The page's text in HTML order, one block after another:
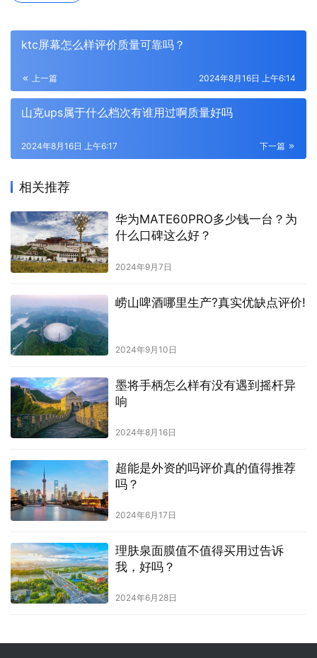
ktc屏幕怎么样评价质量可靠吗？
上一篇 2024年8月16日 上午6:14
山克ups属于什么档次有谁用过啊质量好吗
下一篇
2024年8月16日 上午6:17
相关推荐
华为MATE60PRO多少钱一台？为
什么口碑这么好？
2024年9月7日
崂山啤酒哪里生产?真实优缺点评价!
2024年9月10日
墨将手柄怎么样有没有遇到摇杆异
响
2024年8月16日
超能是外资的吗评价真的值得推荐
吗？
2024年6月17日
理肤泉面膜值不值得买用过告诉
我，好吗？
2024年6月28日